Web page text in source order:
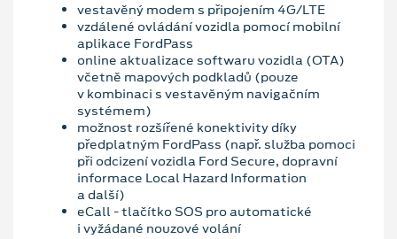
vestavěný modem s připojením 4G/LTE
vzdálené ovládání vozidla pomocí mobilní
aplikace FordPass
online aktualizace softwaru vozidla (OTA)
včetně mapových podkladů (pouze
v kombinaci s vestavěným navigačním
systémem)
možnost rozšířené konektivity díky
předplatným FordPass (např. služba pomoci
při odcizení vozidla Ford Secure, dopravní
informace Local Hazard Information
a další)
eCall - tlačítko SOS pro automatické
i vyžádané nouzové volání